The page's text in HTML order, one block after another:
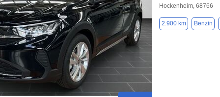
Hockenheim, 68766
2.900 km Benzin